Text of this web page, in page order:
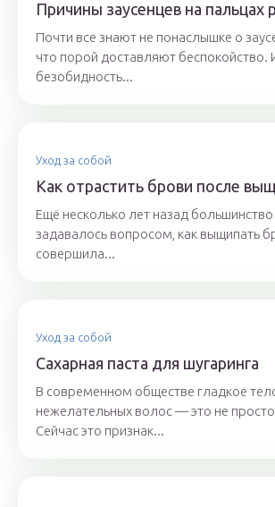
Причины заусенцев на пальцах
Почти все знают не понаслышке о
что порой доставляют беспокойство.
безобидность...
Уход за собой
Как отрастить брови после
Ещё несколько лет назад
задавалось вопросом, как выщипать
совершила...
Уход за собой
Сахарная паста для шугаринга
В современном обществе гладкое
нежелательных волос — это не
Сейчас это признак...